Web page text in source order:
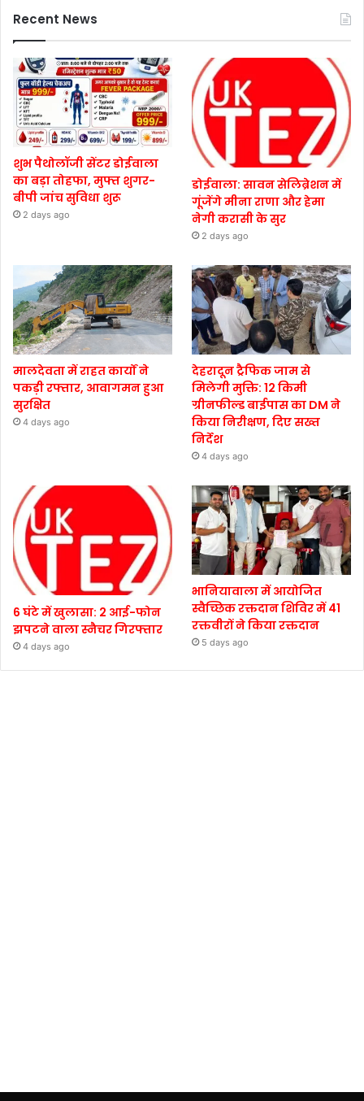
Recent News
शुभ पैथोलॉजी सेंटर डोईवाला
का बड़ा तोहफा, मुफ्त शुगर-
बीपी जांच सुविधा शुरू
2 days ago
डोईवाला: सावन सेलिब्रेशन में
गूंजेंगे मीना राणा और हेमा
नेगी करासी के सुर
2 days ago
मालदेवता में राहत कार्यों ने
पकड़ी रफ्तार, आवागमन हुआ
सुरक्षित
4 days ago
देहरादून ट्रैफिक जाम से
मिलेगी मुक्ति: 12 किमी
ग्रीनफील्ड बाईपास का DM ने
किया निरीक्षण, दिए सख्त
निर्देश
4 days ago
6 घंटे में खुलासा: 2 आई-फोन
झपटने वाला स्नैचर गिरफ्तार
4 days ago
भानियावाला में आयोजित
स्वैच्छिक रक्तदान शिविर में 41
रक्तवीरों ने किया रक्तदान
5 days ago